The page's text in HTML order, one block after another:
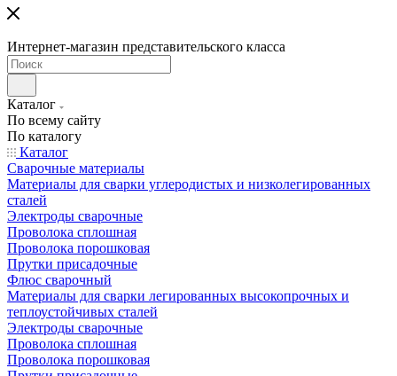
Интернет-магазин представительского класса
Каталог
По всему сайту
По каталогу
Каталог
Сварочные материалы
Материалы для сварки углеродистых и низколегированных
сталей
Электроды сварочные
Проволока сплошная
Проволока порошковая
Прутки присадочные
Флюс сварочный
Материалы для сварки легированных высокопрочных и
теплоустойчивых сталей
Электроды сварочные
Проволока сплошная
Проволока порошковая